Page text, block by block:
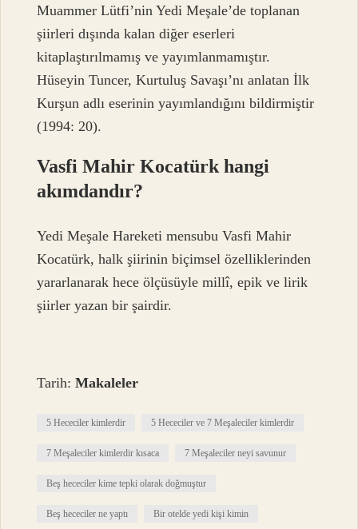
Muammer Lütfi’nin Yedi Meşale’de toplanan
şiirleri dışında kalan diğer eserleri
kitaplaştırılmamış ve yayımlanmamıştır.
Hüseyin Tuncer, Kurtuluş Savaşı’nı anlatan İlk
Kurşun adlı eserinin yayımlandığını bildirmiştir
(1994: 20).
Vasfi Mahir Kocatürk hangi
akımdandır?
Yedi Meşale Hareketi mensubu Vasfi Mahir
Kocatürk, halk şiirinin biçimsel özelliklerinden
yararlanarak hece ölçüsüyle millî, epik ve lirik
şiirler yazan bir şairdir.
Tarih:Makaleler
5 Hececiler kimlerdir 5 Hececiler ve 7 Meşaleciler kimlerdir
7 Meşaleciler kimlerdir kısaca 7 Meşaleciler neyi savunur
Beş hececiler kime tepki olarak doğmuştur
Beş hececiler ne yaptı Bir otelde yedi kişi kimin